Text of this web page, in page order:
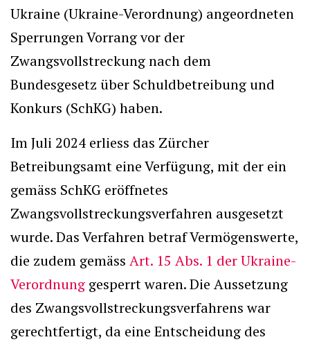
Ukraine (Ukraine-Verordnung) angeordneten
Sperrungen Vorrang vor der
Zwangsvollstreckung nach dem
Bundesgesetz über Schuldbetreibung und
Konkurs (SchKG) haben.
Im Juli 2024 erliess das Zürcher
Betreibungsamt eine Verfügung, mit der ein
gemäss SchKG eröffnetes
Zwangsvollstreckungsverfahren ausgesetzt
wurde. Das Verfahren betraf Vermögenswerte,
die zudem gemäss Art. 15 Abs. 1 der Ukraine-
Verordnung gesperrt waren. Die Aussetzung
des Zwangsvollstreckungsverfahrens war
gerechtfertigt, da eine Entscheidung des